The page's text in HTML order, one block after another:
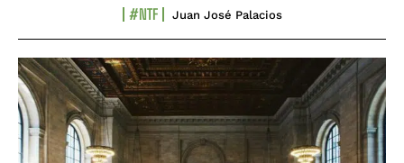
#NTF Juan José Palacios